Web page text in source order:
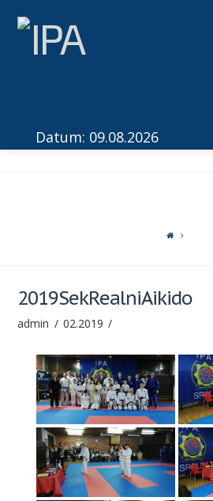
Datum: 09.08.2026
2019SekRealniAikido
admin 02.2019